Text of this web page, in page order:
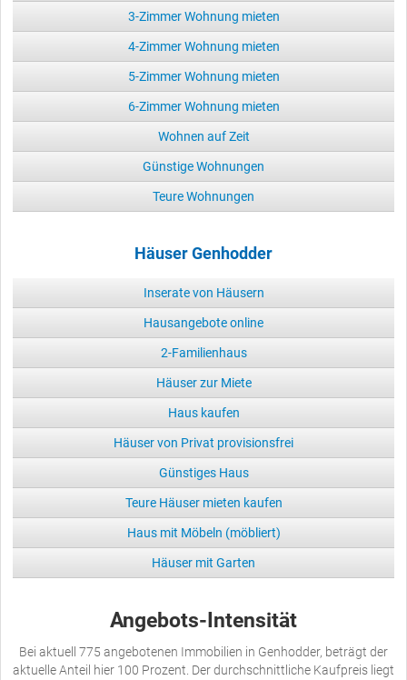
3-Zimmer Wohnung mieten
4-Zimmer Wohnung mieten
5-Zimmer Wohnung mieten
6-Zimmer Wohnung mieten
Wohnen auf Zeit
Günstige Wohnungen
Teure Wohnungen
Häuser Genhodder
Inserate von Häusern
Hausangebote online
2-Familienhaus
Häuser zur Miete
Haus kaufen
Häuser von Privat provisionsfrei
Günstiges Haus
Teure Häuser mieten kaufen
Haus mit Möbeln (möbliert)
Häuser mit Garten
Angebots-Intensität
Bei aktuell 775 angebotenen Immobilien in Genhodder, beträgt der
aktuelle Anteil hier 100 Prozent. Der durchschnittliche Kaufpreis liegt